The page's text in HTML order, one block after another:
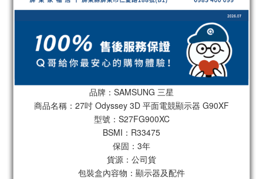
品牌：SAMSUNG 三星
商品名稱：27吋 Odyssey 3D 平面電競顯示器 G90XF
型號：S27FG900XC
BSMI：R33475
保固：3年
貨源：公司貨
包裝盒內容物：顯示器及配件